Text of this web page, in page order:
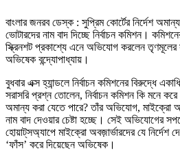
বাংলার জনরব ডেস্ক : সুপ্রিম কোর্টের নির্দেশ
ভোটারদের নাম বাদ দিচ্ছে নির্বাচন কমিশন।
স্ক্রিনশট প্রকাশ্যে এনে অভিযোগ করলেন তৃণমূলের
অভিষেক বন্দ্যোপাধ্যায়।
বুধবার এক্স হ্যান্ডলে নির্বাচন কমিশনের বিরুদ্ধে
সরাসরি প্রশ্ন তোলেন, নির্বাচন কমিশন কি মনে করে
অমান্য করা যেতে পারে? তাঁর অভিযোগ, মাইক্রো
নাম বাদ দেওয়ার চেষ্টা হচ্ছে। সেই অভিযোগের
হোয়াট্‌সঅ্যাপে মাইক্রো অবজ়ার্ভারদের যে নির্দেশ
‘ফাঁস’ করে দিয়েছেন অভিষেক।